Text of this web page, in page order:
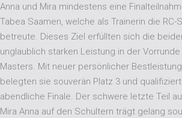
Anna und Mira mindestens eine
Tabea Saamen, welche als Trainerin die RC-
betreute. Dieses Ziel erfüllten sich die
unglaublich starken Leistung in der
Masters. Mit neuer persönlicher
belegten sie souverän Platz 3 und
abendliche Finale. Der schwere letzte Teil
Mira Anna auf den Schultern trägt gelang